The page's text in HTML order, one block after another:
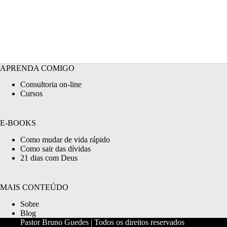
APRENDA COMIGO
Consultoria on-line
Cursos
E-BOOKS
Como mudar de vida rápido
Como sair das dívidas
21 dias com Deus
MAIS CONTEÚDO
Sobre
Blog
Pastor Bruno Guedes | Todos os direitos reservados